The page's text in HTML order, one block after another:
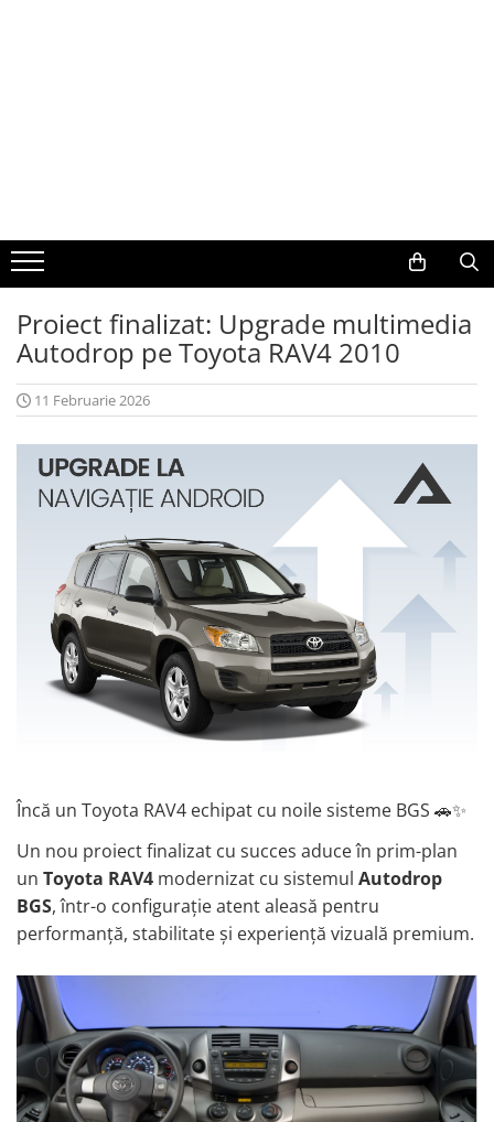
Volkswagen
Audi
Skoda
Peugeot
Hyundai
Chevrolet
Suzuki
Renault
Nissan
Mitsubishi
Proiect finalizat: Upgrade multimedia
Autodrop pe Toyota RAV4 2010
11 Februarie 2026
Încă un Toyota RAV4 echipat cu noile sisteme BGS 🚗✨
Un nou proiect finalizat cu succes aduce în prim-plan
un Toyota RAV4 modernizat cu sistemul Autodrop
BGS, într-o configurație atent aleasă pentru
performanță, stabilitate și experiență vizuală premium.